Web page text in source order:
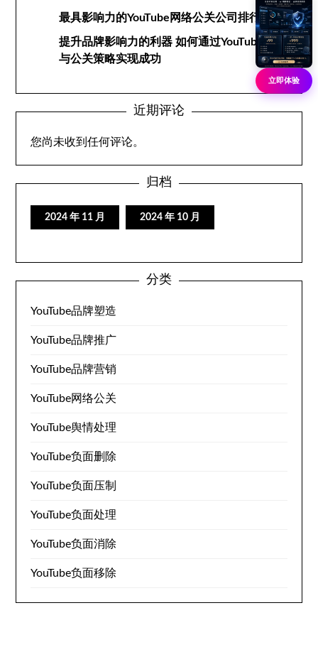
最具影响力的YouTube网络公关公司排行榜
提升品牌影响力的利器 如何通过YouTube网络
与公关策略实现成功
近期评论
您尚未收到任何评论。
归档
2024 年 11 月 2024 年 10 月
分类
YouTube品牌塑造
YouTube品牌推广
YouTube品牌营销
YouTube网络公关
YouTube舆情处理
YouTube负面删除
YouTube负面压制
YouTube负面处理
YouTube负面消除
YouTube负面移除
立即体验